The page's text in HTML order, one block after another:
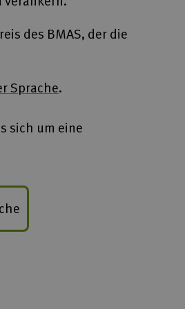
des BMAS, der die
Sprache.
sich um eine